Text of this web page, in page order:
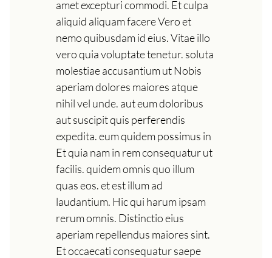
amet excepturi commodi. Et culpa
aliquid aliquam facere Vero et
nemo quibusdam id eius. Vitae illo
vero quia voluptate tenetur. soluta
molestiae accusantium ut Nobis
aperiam dolores maiores atque
nihil vel unde. aut eum doloribus
aut suscipit quis perferendis
expedita. eum quidem possimus in
Et quia nam in rem consequatur ut
facilis. quidem omnis quo illum
quas eos. et est illum ad
laudantium. Hic qui harum ipsam
rerum omnis. Distinctio eius
aperiam repellendus maiores sint.
Et occaecati consequatur saepe